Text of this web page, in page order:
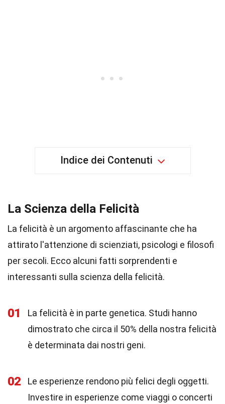
Indice dei Contenuti
La Scienza della Felicità
La felicità è un argomento affascinante che ha
attirato l'attenzione di scienziati, psicologi e filosofi
per secoli. Ecco alcuni fatti sorprendenti e
interessanti sulla scienza della felicità.
01
La felicità è in parte genetica. Studi hanno
dimostrato che circa il 50% della nostra felicità
è determinata dai nostri geni.
02
Le esperienze rendono più felici degli oggetti.
Investire in esperienze come viaggi o concerti